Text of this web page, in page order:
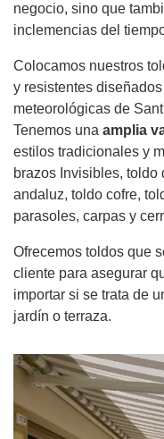
negocio, sino que
inclemencias del
Colocamos nuestros
y resistentes
meteorológicas de
Tenemos una amplia
estilos tradicionales y
brazos Invisibles, toldo
andaluz, toldo cofre,
parasoles, carpas y
Ofrecemos toldos que
cliente para asegurar
importar si se trata de
jardín o terraza.